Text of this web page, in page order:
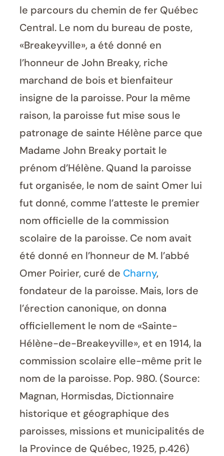
le parcours du chemin de fer Québec
Central. Le nom du bureau de poste,
«Breakeyville», a été donné en
l’honneur de John Breaky, riche
marchand de bois et bienfaiteur
insigne de la paroisse. Pour la même
raison, la paroisse fut mise sous le
patronage de sainte Hélène parce que
Madame John Breaky portait le
prénom d’Hélène. Quand la paroisse
fut organisée, le nom de saint Omer lui
fut donné, comme l’atteste le premier
nom officielle de la commission
scolaire de la paroisse. Ce nom avait
été donné en l’honneur de M. l’abbé
Omer Poirier, curé de Charny,
fondateur de la paroisse. Mais, lors de
l’érection canonique, on donna
officiellement le nom de «Sainte-
Hélène-de-Breakeyville», et en 1914, la
commission scolaire elle-même prit le
nom de la paroisse. Pop. 980. (Source:
Magnan, Hormisdas, Dictionnaire
historique et géographique des
paroisses, missions et municipalités de
la Province de Québec, 1925, p.426)